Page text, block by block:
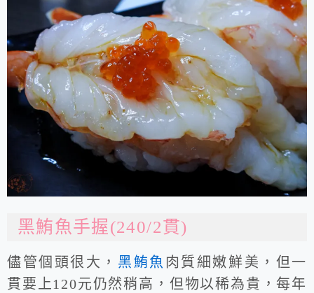
黑鮪魚手握(240/2貫)
儘管個頭很大， 黑鮪魚 肉質細嫩鮮美，但一
貫要上120元仍然稍高，但物以稀為貴，每年